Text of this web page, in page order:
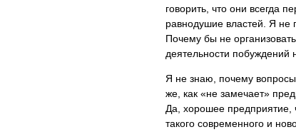
говорить, что они всегда
равнодушие властей. Я не
Почему бы не
деятельности побуждений
Я не знаю, почему вопросы
же, как «не замечает»
Да, хорошее предприятие,
такого современного и